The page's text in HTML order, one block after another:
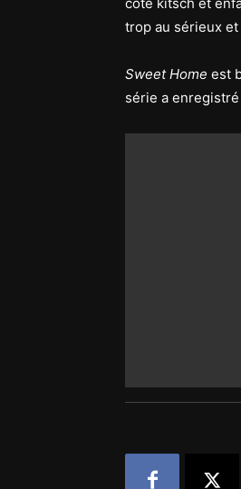
trop au sérieux et
Sweet Home est
série a